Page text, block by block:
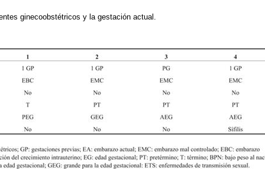
ginecoobstétricos y la gestación actual.